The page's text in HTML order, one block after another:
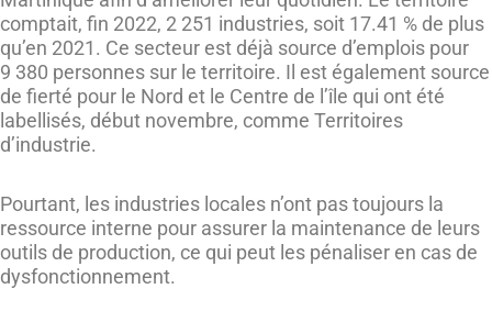
comptait, fin 2022, 2 251 industries, soit 17.41 % de plus
qu’en 2021. Ce secteur est déjà source d’emplois pour
9 380 personnes sur le territoire. Il est également source
de fierté pour le Nord et le Centre de l’île qui ont été
labellisés, début novembre, comme Territoires
d’industrie.
Pourtant, les industries locales n’ont pas toujours la
ressource interne pour assurer la maintenance de leurs
outils de production, ce qui peut les pénaliser en cas de
dysfonctionnement.